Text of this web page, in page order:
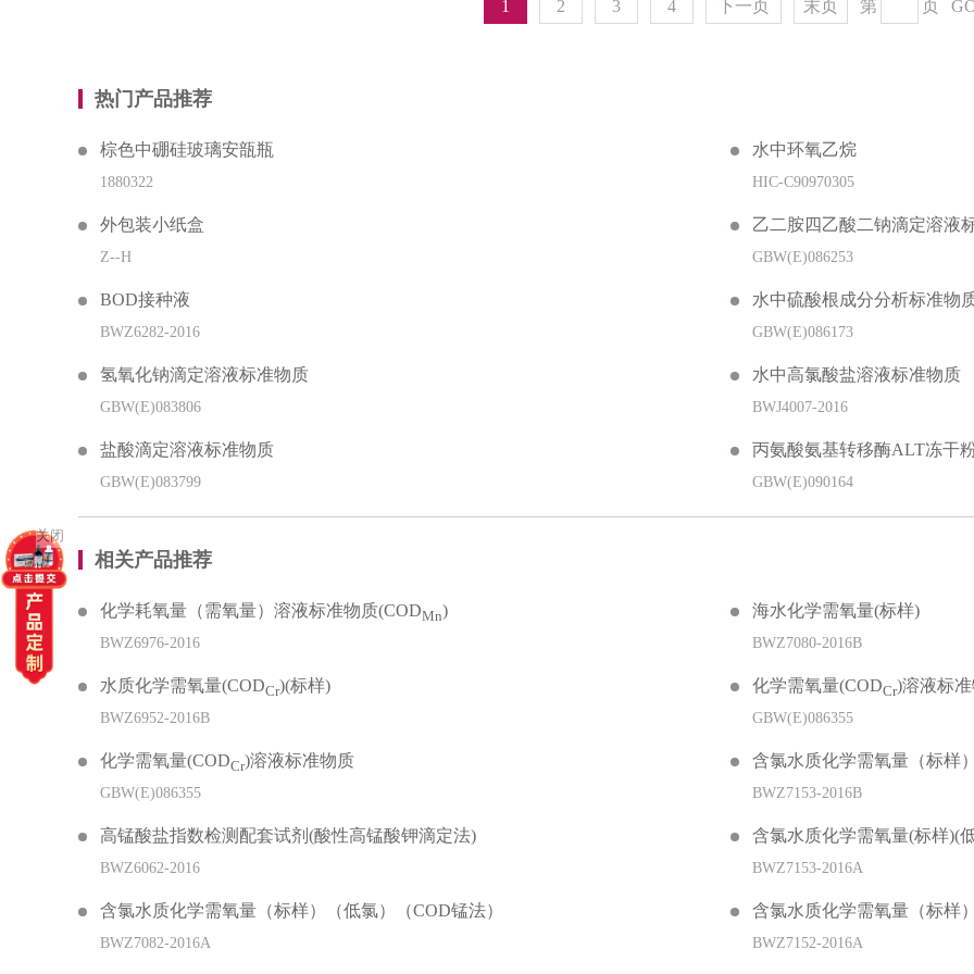
1 2 3 4 下一页 末页 第 页
热门产品推荐
棕色中硼硅玻璃安瓿瓶
1880322
外包装小纸盒
Z--H
BOD接种液
BWZ6282-2016
氢氧化钠滴定溶液标准物质
GBW(E)083806
盐酸滴定溶液标准物质
GBW(E)083799
水中环氧乙烷
HIC-C90970305
乙二胺四乙酸二钠滴定溶液
GBW(E)086253
水中硫酸根成分分析标准物
GBW(E)086173
水中高氯酸盐溶液标准物质
BWJ4007-2016
丙氨酸氨基转移酶ALT冻干
GBW(E)090164
相关产品推荐
化学耗氧量（需氧量）溶液标准物质(CODMn)
BWZ6976-2016
水质化学需氧量(CODCr)(标样)
BWZ6952-2016B
化学需氧量(CODCr)溶液标准物质
GBW(E)086355
高锰酸盐指数检测配套试剂(酸性高锰酸钾滴定法)
BWZ6062-2016
含氯水质化学需氧量（标样）（低氯）（COD锰法）
BWZ7082-2016A
海水化学需氧量(标样)
BWZ7080-2016B
化学需氧量(CODCr)溶液标
GBW(E)086355
含氯水质化学需氧量（标样
BWZ7153-2016B
含氯水质化学需氧量(标样)(
BWZ7153-2016A
含氯水质化学需氧量（标样
BWZ7152-2016A
关闭